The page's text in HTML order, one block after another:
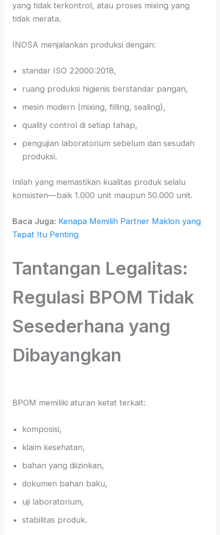
yang tidak terkontrol, atau proses mixing yang
tidak merata.
INOSA menjalankan produksi dengan:
standar ISO 22000:2018,
ruang produksi higienis berstandar pangan,
mesin modern (mixing, filling, sealing),
quality control di setiap tahap,
pengujian laboratorium sebelum dan sesudah
produksi.
Inilah yang memastikan kualitas produk selalu
konsisten—baik 1.000 unit maupun 50.000 unit.
Baca Juga: Kenapa Memilih Partner Maklon yang
Tepat Itu Penting
Tantangan Legalitas:
Regulasi BPOM Tidak
Sesederhana yang
Dibayangkan
BPOM memiliki aturan ketat terkait:
komposisi,
klaim kesehatan,
bahan yang diizinkan,
dokumen bahan baku,
uji laboratorium,
stabilitas produk.